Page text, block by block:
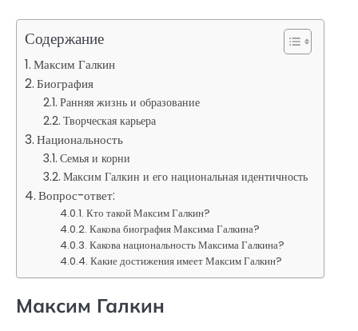
Содержание
Максим Галкин
Биография
Ранняя жизнь и образование
Творческая карьера
Национальность
Семья и корни
Максим Галкин и его национальная идентичность
Вопрос-ответ:
Кто такой Максим Галкин?
Какова биография Максима Галкина?
Какова национальность Максима Галкина?
Какие достижения имеет Максим Галкин?
Максим Галкин